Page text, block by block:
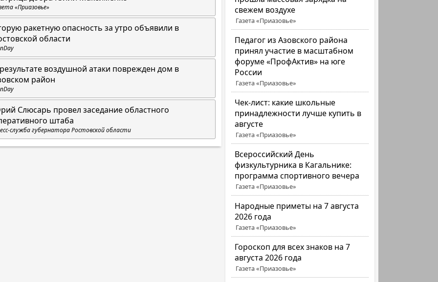
свежем воздухе
Газета «Приазовье»
Педагог из Азовского района
принял участие в масштабном
форуме «ПрофАктив» на юге
России
Газета «Приазовье»
Чек-лист: какие школьные
принадлежности лучше купить в
августе
Газета «Приазовье»
Всероссийский День
физкультурника в Кагальнике:
программа спортивного вечера
Газета «Приазовье»
Народные приметы на 7 августа
2026 года
Газета «Приазовье»
Гороскоп для всех знаков на 7
августа 2026 года
Газета «Приазовье»
«Приазовье»
ракетную опасность за утро объявили в
области
воздушной атаки поврежден дом в
район
Слюсарь провел заседание областного
штаба
служба губернатора Ростовской области